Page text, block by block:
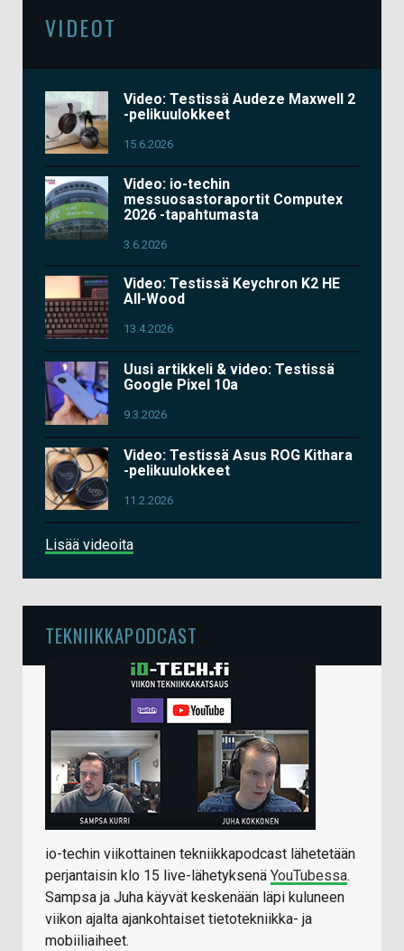
VIDEOT
Video: Testissä Audeze Maxwell 2
-pelikuulokkeet
15.6.2026
Video: io-techin
messuosastoraportit Computex
2026 -tapahtumasta
3.6.2026
Video: Testissä Keychron K2 HE
All-Wood
13.4.2026
Uusi artikkeli & video: Testissä
Google Pixel 10a
9.3.2026
Video: Testissä Asus ROG Kithara
-pelikuulokkeet
11.2.2026
Lisää videoita
TEKNIIKKAPODCAST
io-techin viikottainen tekniikkapodcast lähetetään
perjantaisin klo 15 live-lähetyksenä YouTubessa.
Sampsa ja Juha käyvät keskenään läpi kuluneen
viikon ajalta ajankohtaiset tietotekniikka- ja
mobiiliaiheet.